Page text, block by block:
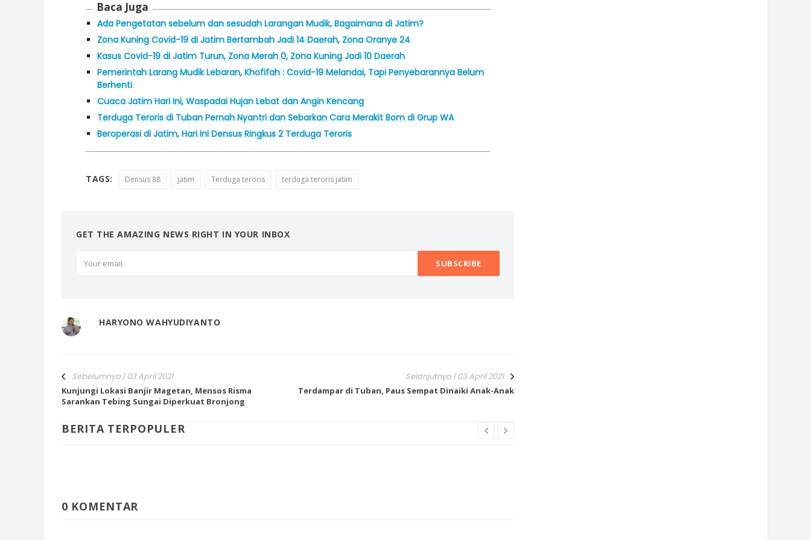
Baca Juga
Ada Pengetatan sebelum dan sesudah Larangan Mudik, Bagaimana di Jatim?
Zona Kuning Covid-19 di Jatim Bertambah Jadi 14 Daerah, Zona Oranye 24
Kasus Covid-19 di Jatim Turun, Zona Merah 0, Zona Kuning Jadi 10 Daerah
Pemerintah Larang Mudik Lebaran, Khofifah : Covid-19 Melandai, Tapi Penyebarannya Belum
Berhenti
Cuaca Jatim Hari Ini, Waspadai Hujan Lebat dan Angin Kencang
Terduga Teroris di Tuban Pernah Nyantri dan Sebarkan Cara Merakit Bom di Grup WA
Beroperasi di Jatim, Hari Ini Densus Ringkus 2 Terduga Teroris
TAGS: Densus 88 jatim Terduga teroris terduga teroris jatim
GET THE AMAZING NEWS RIGHT IN YOUR INBOX
HARYONO WAHYUDIYANTO
Sebelumnya | 03 April 2021
Kunjungi Lokasi Banjir Magetan, Mensos Risma
Sarankan Tebing Sungai Diperkuat Bronjong
Selanjutnya | 03 April 2021
Terdampar di Tuban, Paus Sempat Dinaiki Anak-Anak
BERITA TERPOPULER
0 KOMENTAR